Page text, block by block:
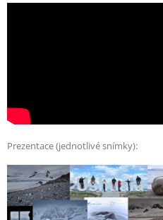
Prezentace (jednotlivé snímky):